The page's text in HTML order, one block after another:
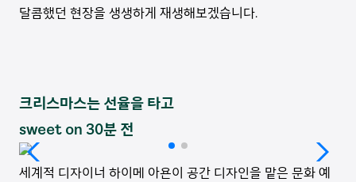
달콤했던 현장을 생생하게 재생해보겠습니다.
크리스마스는 선율을 타고
sweet on 30분 전
세계적 디자이너 하이메 아욘이 공간 디자인을 맡은 문화 예